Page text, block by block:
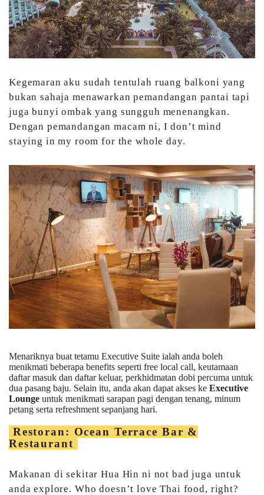
Kegemaran aku sudah tentulah ruang balkoni yang
bukan sahaja menawarkan pemandangan pantai tapi
juga bunyi ombak yang sungguh menenangkan.
Dengan pemandangan macam ni, I don’t mind
staying in my room for the whole day.
Menariknya buat tetamu Executive Suite ialah anda boleh
menikmati beberapa benefits seperti free local call, keutamaan
daftar masuk dan daftar keluar, perkhidmatan dobi percuma untuk
dua pasang baju. Selain itu, anda akan dapat akses ke Executive
Lounge untuk menikmati sarapan pagi dengan tenang, minum
petang serta refreshment sepanjang hari.
Restoran: Ocean Terrace Bar &
Restaurant
Makanan di sekitar Hua Hin ni not bad juga untuk
anda explore. Who doesn’t love Thai food, right?